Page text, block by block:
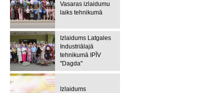
Vasaras izlaidumu
laiks tehnikumā
Izlaidums Latgales
Industriālajā
tehnikumā IPĪV
"Dagda"
Izlaidums